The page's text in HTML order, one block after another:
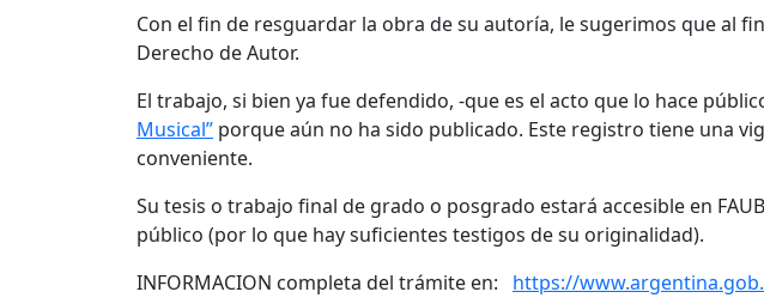
Con el fin de resguardar la obra de su autoría, le sugerimos que al
Derecho de Autor.
El trabajo, si bien ya fue defendido, -que es el acto que lo hace
Musical” porque aún no ha sido publicado. Este registro tiene una
conveniente.
Su tesis o trabajo final de grado o posgrado estará accesible en
público (por lo que hay suficientes testigos de su originalidad).
INFORMACION completa del trámite en:
https://